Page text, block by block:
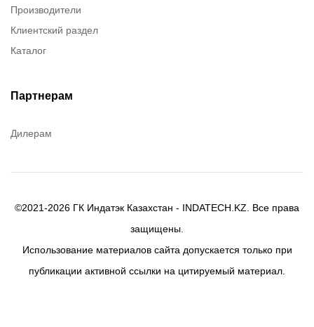
Производители
Клиентский раздел
Каталог
Партнерам
Дилерам
©2021-2026 ГК Индатэк Казахстан - INDATECH.KZ. Все права
защищены.
Использование материалов сайта допускается только при
публикации активной ссылки на цитируемый материал.